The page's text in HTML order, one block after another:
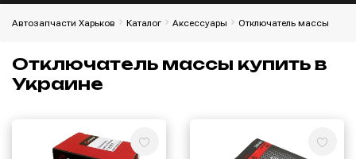
Автозапчасти Харьков Каталог Aксессуары Отключатель массы
Отключатель массы купить в
Украине